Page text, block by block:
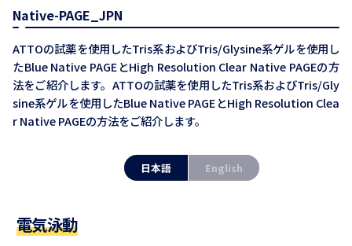
Native-PAGE_JPN
ATTOの試薬を使用したTris系およびTris/Glysine系ゲルを使用し
たBlue Native PAGEとHigh Resolution Clear Native PAGEの方
法をご紹介します。ATTOの試薬を使用したTris系およびTris/Gly
sine系ゲルを使用したBlue Native PAGEとHigh Resolution Clea
r Native PAGEの方法をご紹介します。
日本語 English
電気泳動